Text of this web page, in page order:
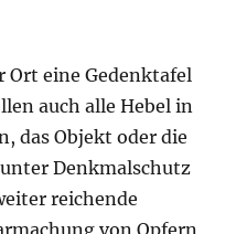
Ort eine Gedenktafel
auch alle Hebel in
das Objekt oder die
Denkmalschutz
reichende
von Opfern